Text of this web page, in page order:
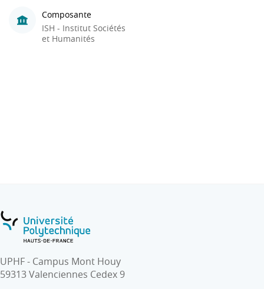
Composante
ISH - Institut Sociétés
et Humanités
UPHF - Campus Mont Houy
59313 Valenciennes Cedex 9